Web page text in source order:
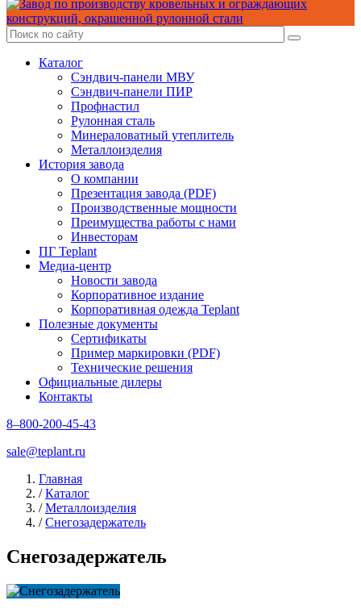
Каталог
Сэндвич-панели МВУ
Сэндвич-панели ПИР
Профнастил
Рулонная сталь
Минераловатный утеплитель
Металлоизделия
История завода
О компании
Презентация завода (PDF)
Производственные мощности
Преимущества работы с нами
Инвесторам
ПГ Teplant
Медиа-центр
Новости завода
Корпоративное издание
Корпоративная одежда Teplant
Полезные документы
Сертификаты
Пример маркировки (PDF)
Технические решения
Официальные дилеры
Контакты
8–800-200-45-43
sale@teplant.ru
Главная
/ Каталог
/ Металлоизделия
/ Снегозадержатель
Снегозадержатель